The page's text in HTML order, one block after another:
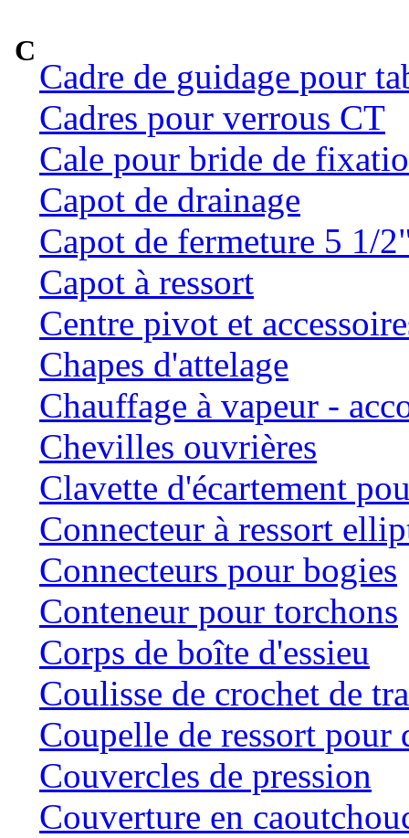
C
Cadre de guidage pour
Cadres pour verrous CT
Cale pour bride de
Capot de drainage
Capot de fermeture 5 1/
Capot à ressort
Centre pivot et
Chapes d'attelage
Chauffage à vapeur -
Chevilles ouvrières
Clavette d'écartement
Connecteur à ressort
Connecteurs pour bogies
Conteneur pour torchons
Corps de boîte d'essieu
Coulisse de crochet de
Coupelle de ressort
Couvercles de pression
Couverture en